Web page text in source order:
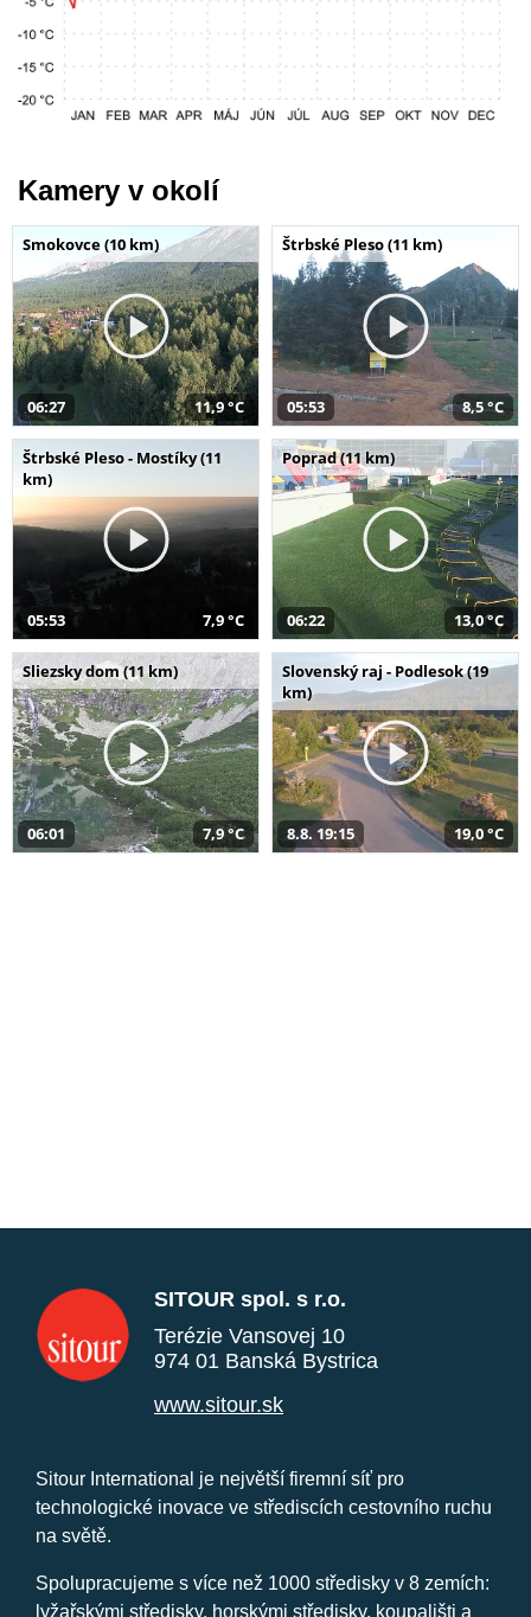
Kamery v okolí
Smokovce (10 km)
06:27 11,9 °C
Štrbské Pleso (11 km)
05:53 8,5 °C
Štrbské Pleso - Mostíky (11
km)
05:53 7,9 °C
Poprad (11 km)
06:22 13,0 °C
Sliezsky dom (11 km)
06:01 7,9 °C
Slovenský raj - Podlesok (19
km)
8.8. 19:15 19,0 °C
SITOUR spol. s r.o.
Terézie Vansovej 10
974 01 Banská Bystrica
www.sitour.sk
Sitour International je největší firemní síť pro
technologické inovace ve střediscích cestovního ruchu
na světě.
Spolupracujeme s více než 1000 středisky v 8 zemích:
lyžařskými středisky, horskými středisky, koupališti a